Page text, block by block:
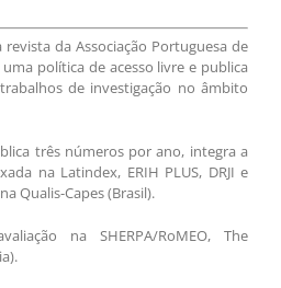
revista da Associação Portuguesa de
uma política de acesso livre e publica
de investigação no âmbito
três números por ano, integra a
na Latindex, ERIH PLUS, DRJI e
Qualis-Capes (Brasil).
na SHERPA/RoMEO, The